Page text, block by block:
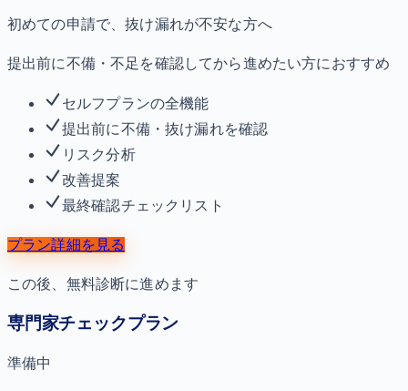
初めての申請で、抜け漏れが不安な方へ
提出前に不備・不足を確認してから進めたい方におすすめ
セルフプランの全機能
提出前に不備・抜け漏れを確認
リスク分析
改善提案
最終確認チェックリスト
プラン詳細を見る
この後、無料診断に進めます
専門家チェックプラン
準備中